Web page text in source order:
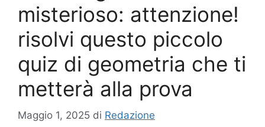
misterioso: attenzione!
risolvi questo piccolo
quiz di geometria che ti
metterà alla prova
Maggio 1, 2025 di Redazione